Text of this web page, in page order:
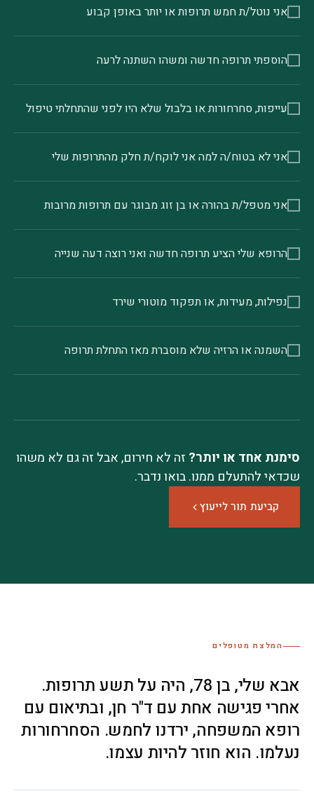
אני נוטל/ת חמש תרופות או יותר באופן קבוע
הוספתי תרופה חדשה ומשהו השתנה לרעה
עייפות, סחרחורות או בלבול שלא היו לפני שהתחלתי טיפול
אני לא בטוח/ה למה אני לוקח/ת חלק מהתרופות שלי
אני מטפל/ת בהורה או בן זוג מבוגר עם תרופות מרובות
הרופא שלי הציע תרופה חדשה ואני רוצה דעה שנייה
נפילות, מעידות, או תפקוד מוטורי שירד
השמנה או הרזיה שלא מוסברת מאז התחלת תרופה
סימנת אחד או יותר? זה לא חירום, אבל זה גם לא משהו
שכדאי להתעלם ממנו. בואו נדבר.
קביעת תור לייעוץ
המלצת מטופלים
אבא שלי, בן 78, היה על תשע תרופות.
אחרי פגישה אחת עם ד"ר חן, ובתיאום עם
רופא המשפחה, ירדנו לחמש. הסחרחורות
נעלמו. הוא חוזר להיות עצמו.